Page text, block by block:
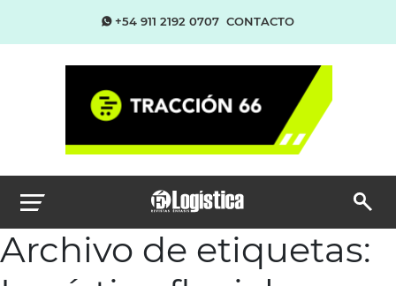
+54 911 2192 0707 CONTACTO
Archivo de etiquetas: